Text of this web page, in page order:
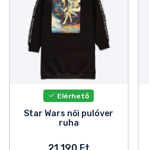
Elérhető
Star Wars női pulóver
ruha
21 190 Ft